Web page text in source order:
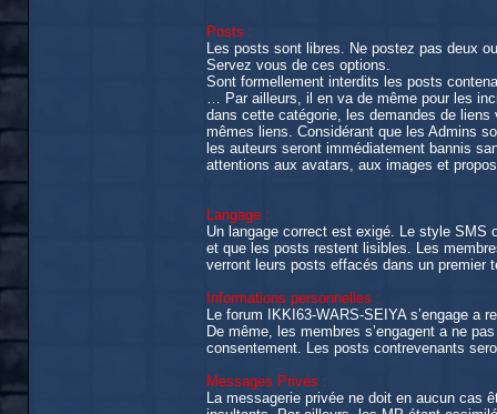
Posts :
Les posts sont libres. Ne postez pas deux
Servez vous de ces options.
Sont formellement interdits les posts
… Par ailleurs, il en va de même pour les
dans cette catégorie, les demandes de
mêmes liens. Considérant que les Admins
les auteurs seront immédiatement bannis
attentions aux avatars, aux images et
Langage :
Un langage correct est exigé. Le style SMS
et que les posts restent lisibles. Les
verront leurs posts effacés dans un premier
Informations personnelles :
Le forum IKKI63-WARS-SEIYA s’engage a
De même, les membres s’engagent a ne
consentement. Les posts contrevenants
Messages Privés :
La messagerie privée ne doit en aucun cas